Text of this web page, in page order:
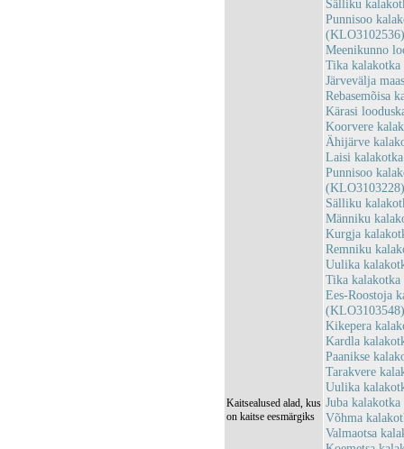
Kaitsealused alad, kus
on kaitse eesmärgiks
Sälliku
Punnisoo
(KLO3102536)
Meenikunno
Tika
Järvevälja
Rebasemõisa
Kärasi
Koorvere
Ähijärve
Laisi
Punnisoo
(KLO3103228)
Sälliku
Männiku
Kurgja
Remniku
Uulika
Tika kalakotka
Ees-Roostoja
(KLO3103548)
Kikepera
Kardla
Paanikse
Tarakvere
Uulika
Juba
Võhma
Valmaotsa